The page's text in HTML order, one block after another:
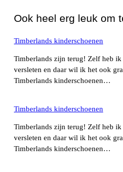
Ook heel erg leuk om
Timberlands kinderschoenen
Timberlands zijn terug! Zelf heb ik
versleten en daar wil ik het ook
Timberlands kinderschoenen…
Timberlands kinderschoenen
Timberlands zijn terug! Zelf heb ik
versleten en daar wil ik het ook
Timberlands kinderschoenen…